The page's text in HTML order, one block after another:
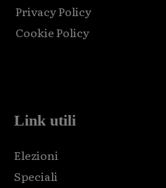
Privacy Policy
Cookie Policy
Link utili
Elezioni
Speciali